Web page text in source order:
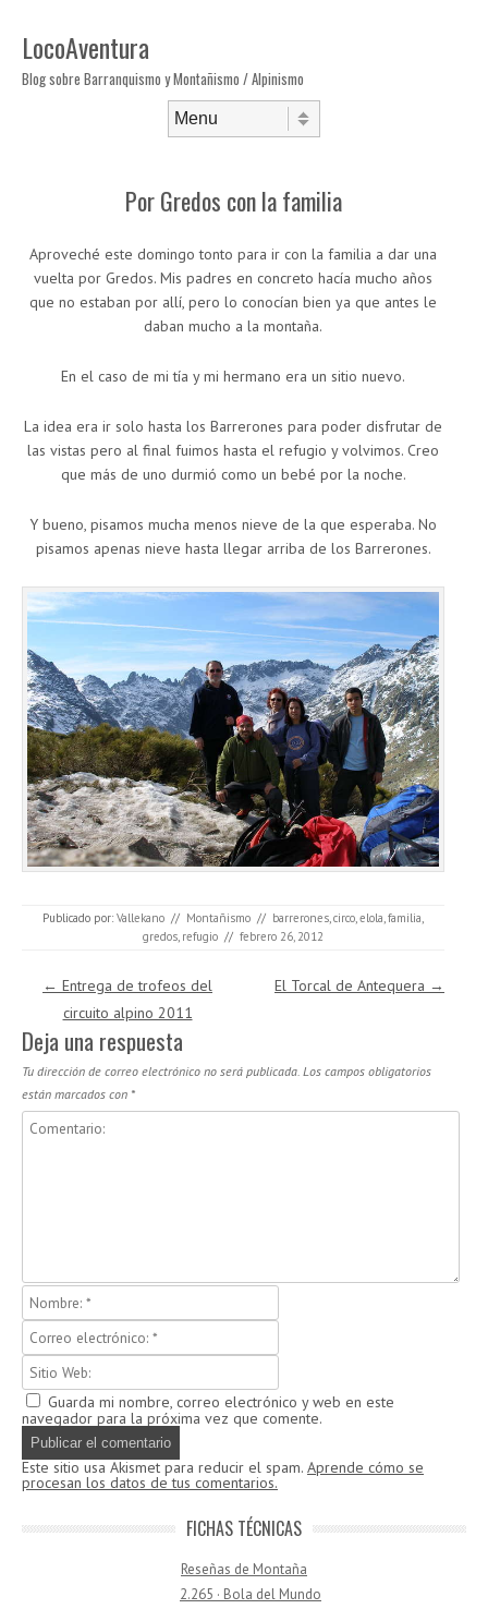
LocoAventura
Blog sobre Barranquismo y Montañismo / Alpinismo
Por Gredos con la familia
Aproveché este domingo tonto para ir con la familia a dar una
vuelta por Gredos. Mis padres en concreto hacía mucho años
que no estaban por allí, pero lo conocían bien ya que antes le
daban mucho a la montaña.
En el caso de mi tía y mi hermano era un sitio nuevo.
La idea era ir solo hasta los Barrerones para poder disfrutar de
las vistas pero al final fuimos hasta el refugio y volvimos. Creo
que más de uno durmió como un bebé por la noche.
Y bueno, pisamos mucha menos nieve de la que esperaba. No
pisamos apenas nieve hasta llegar arriba de los Barrerones.
Publicado por: Vallekano // Montañismo // barrerones,circo,elola,familia,
gredos, refugio // febrero 26, 2012
Navegación de entradas
← Entrega de trofeos del
circuito alpino 2011
El Torcal de Antequera →
Deja una respuesta
Tu dirección de correo electrónico no será publicada. Los campos obligatorios
están marcados con *
Guarda mi nombre, correo electrónico y web en este
navegador para la próxima vez que comente.
Este sitio usa Akismet para reducir el spam. Aprende cómo se
procesan los datos de tus comentarios.
FICHAS TÉCNICAS
Reseñas de Montaña
2.265 · Bola del Mundo